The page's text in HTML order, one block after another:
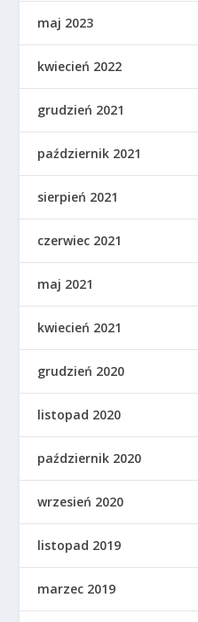
maj 2023
kwiecień 2022
grudzień 2021
październik 2021
sierpień 2021
czerwiec 2021
maj 2021
kwiecień 2021
grudzień 2020
listopad 2020
październik 2020
wrzesień 2020
listopad 2019
marzec 2019